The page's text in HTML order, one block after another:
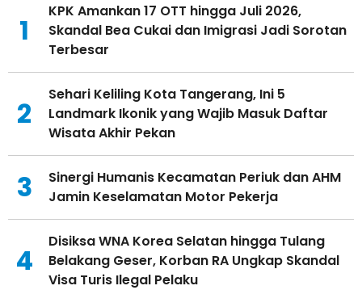
1
KPK Amankan 17 OTT hingga Juli 2026,
Skandal Bea Cukai dan Imigrasi Jadi Sorotan
Terbesar
2
Sehari Keliling Kota Tangerang, Ini 5
Landmark Ikonik yang Wajib Masuk Daftar
Wisata Akhir Pekan
3
Sinergi Humanis Kecamatan Periuk dan AHM
Jamin Keselamatan Motor Pekerja
4
Disiksa WNA Korea Selatan hingga Tulang
Belakang Geser, Korban RA Ungkap Skandal
Visa Turis Ilegal Pelaku